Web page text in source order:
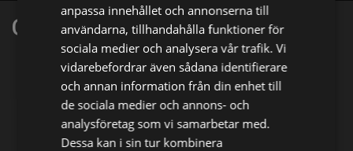
Christine Albeck Borge
Facebook X E-postadress
anpassa innehållet och annonserna till
användarna, tillhandahålla funktioner för
sociala medier och analysera vår trafik. Vi
vidarebefordrar även sådana identifierare
och annan information från din enhet till
de sociala medier och annons- och
analysföretag som vi samarbetar med.
Dessa kan i sin tur kombinera